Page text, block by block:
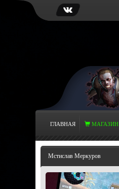
ГЛАВНАЯ МАГАЗИН
Мстислав Меркуров